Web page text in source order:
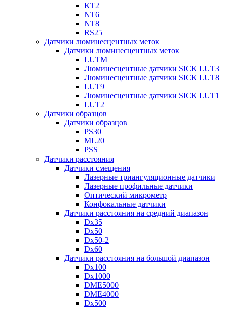
KT2
NT6
NT8
RS25
Датчики люминесцентных меток
Датчики люминесцентных меток
LUTM
Люминесцентные датчики SICK LUT3
Люминесцентные датчики SICK LUT8
LUT9
Люминесцентные датчики SICK LUT1
LUT2
Датчики образцов
Датчики образцов
PS30
ML20
PSS
Датчики расстояния
Датчики смещения
Лазерные триангуляционные датчики
Лазерные профильные датчики
Оптический микрометр
Конфокальные датчики
Датчики расстояния на средний диапазон
Dx35
Dx50
Dx50-2
Dx60
Датчики расстояния на большой диапазон
Dx100
Dx1000
DME5000
DME4000
Dx500